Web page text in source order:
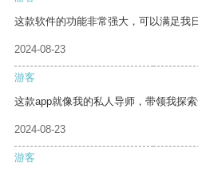
这款软件的功能非常强大，可以满足我
2024-08-23
游客
这款app就像我的私人导师，带领我探索
2024-08-23
游客